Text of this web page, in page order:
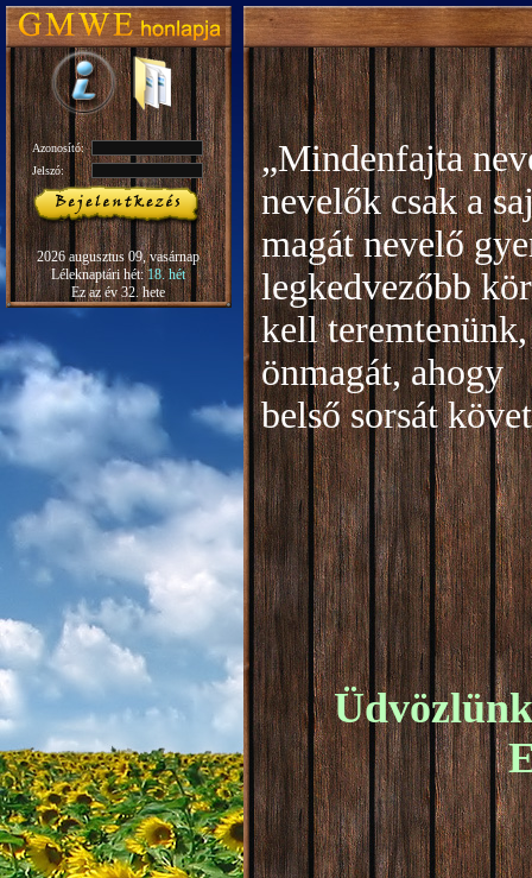
Azonosító:
Jelszó:
2026 augusztus 09, vasárnap
Léleknaptári hét:18. hét
Ez az év 32. hete
„Mindenfajta
nevelők csak a
magát nevelő
legkedvezőbb
kell
önmagát, ahogy
belső sorsát